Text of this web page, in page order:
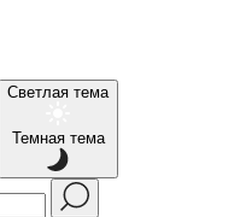
Светлая тема
Темная тема